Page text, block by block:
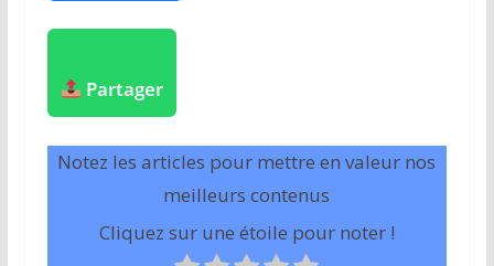
Partager
Notez les articles pour mettre en valeur nos
meilleurs contenus
Cliquez sur une étoile pour noter !